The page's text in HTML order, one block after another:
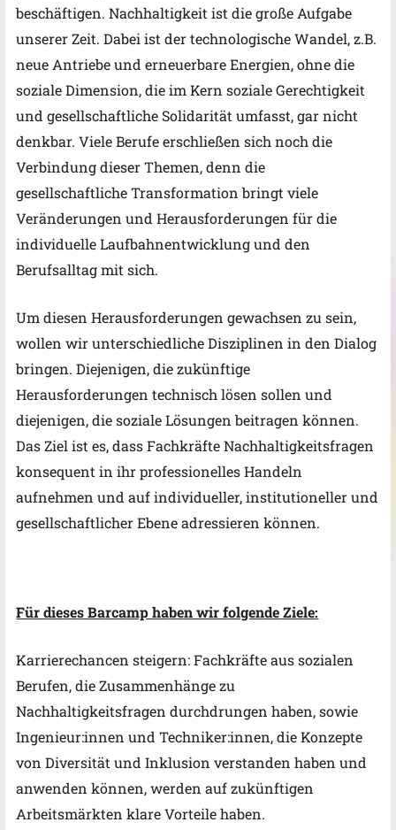
beschäftigen.Nachhaltigkeit ist die große Aufgabe
unserer Zeit. Dabei ist der technologische Wandel, z.B.
neue Antriebe und erneuerbare Energien, ohne die
soziale Dimension, die im Kern soziale Gerechtigkeit
und gesellschaftliche Solidarität umfasst, gar nicht
denkbar.Viele Berufe erschließen sich noch die
Verbindung dieser Themen, denn die
gesellschaftliche Transformation bringt viele
Veränderungen und Herausforderungen für die
individuelle Laufbahnentwicklung und den
Berufsalltag mit sich.
Um diesen Herausforderungen gewachsen zu sein,
wollen wir unterschiedliche Disziplinen in den Dialog
bringen. Diejenigen, die zukünftige
Herausforderungen technisch lösen sollen und
diejenigen, die soziale Lösungen beitragen können.
Das Ziel ist es, dass Fachkräfte Nachhaltigkeitsfragen
konsequent in ihr professionelles Handeln
aufnehmen und auf individueller, institutioneller und
gesellschaftlicher Ebene adressieren können.
Für dieses Barcamp haben wir folgende Ziele:
Karrierechancen steigern: Fachkräfte aus sozialen
Berufen, die Zusammenhänge zu
Nachhaltigkeitsfragen durchdrungen haben, sowie
Ingenieur:innen und Techniker:innen, die Konzepte
von Diversität und Inklusion verstanden haben und
anwenden können, werden auf zukünftigen
Arbeitsmärkten klare Vorteile haben.